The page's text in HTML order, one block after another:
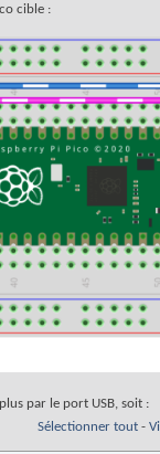
cible :
par le port USB, soit :
Sélectionner tout -